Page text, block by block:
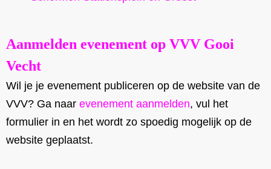
Aanmelden evenement op VVV Gooi
Vecht
Wil je je evenement publiceren op de website van de
VVV? Ga naar evenement aanmelden, vul het
formulier in en het wordt zo spoedig mogelijk op de
website geplaatst.